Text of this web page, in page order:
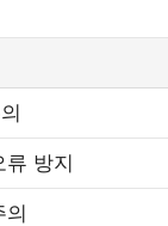
류 방지
의